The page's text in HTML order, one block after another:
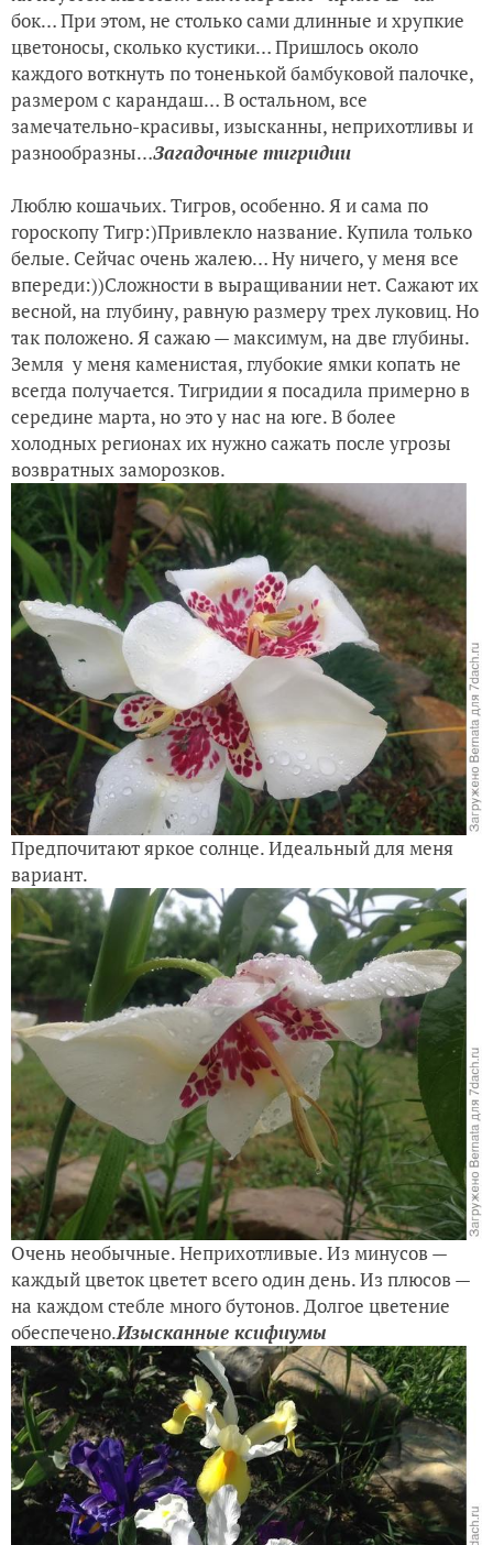
бок… При этом, не столько сами длинные и хрупкие
цветоносы, сколько кустики… Пришлось около
каждого воткнуть по тоненькой бамбуковой палочке,
размером с карандаш… В остальном, все
замечательно-красивы, изысканны, неприхотливы и
разнообразны…Загадочные тигридии
Люблю кошачьих. Тигров, особенно. Я и сама по
гороскопу Тигр:)Привлекло название. Купила только
белые. Сейчас очень жалею… Ну ничего, у меня все
впереди:))Сложности в выращивании нет. Сажают их
весной, на глубину, равную размеру трех луковиц. Но
так положено. Я сажаю — максимум, на две глубины.
Земля у меня каменистая, глубокие ямки копать не
всегда получается. Тигридии я посадила примерно в
середине марта, но это у нас на юге. В более
холодных регионах их нужно сажать после угрозы
возвратных заморозков.
Предпочитают яркое солнце. Идеальный для меня
вариант.
Очень необычные. Неприхотливые. Из минусов —
каждый цветок цветет всего один день. Из плюсов —
на каждом стебле много бутонов. Долгое цветение
обеспечено.Изысканные ксифиумы